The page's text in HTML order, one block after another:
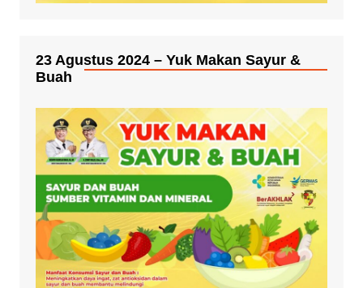
23 Agustus 2024 – Yuk Makan Sayur &
Buah